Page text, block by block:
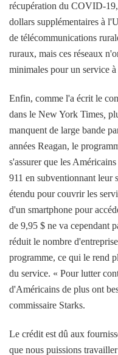
récupération du COVID-
dollars supplémentaires à
de télécommunications
ruraux, mais ces réseaux
minimales pour un service à
Enfin, comme l'a écrit le
dans le New York Times
manquent de large bande
années Reagan, le
s'assurer que les
911 en subventionnant leur
étendu pour couvrir les
d'un smartphone pour
de 9,95 $ ne va cependant
réduit le nombre
programme, ce qui le rend
du service. « Pour lutter
d'Américains de plus ont
commissaire Starks.
Le crédit est dû aux
que nous puissions